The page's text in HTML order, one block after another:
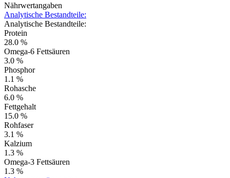
Nährwertangaben
Analytische Bestandteile:
Analytische Bestandteile:
Protein
28.0 %
Omega-6 Fettsäuren
3.0 %
Phosphor
1.1 %
Rohasche
6.0 %
Fettgehalt
15.0 %
Rohfaser
3.1 %
Kalzium
1.3 %
Omega-3 Fettsäuren
1.3 %